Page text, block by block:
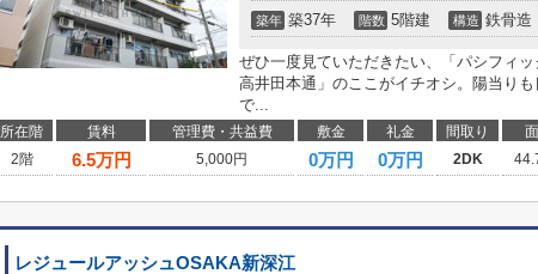
築年 築37年 階数 5階建 構造 鉄骨造
ぜひ一度見ていただきたい、「パシフィ
高井田本通」のここがイチオシ。陽当り
で...
所在階 賃料 管理費・共益費 敷金 礼金 間取り
2階
6.5万円 5,000円 0万円 0万円 2DK
レジュールアッシュOSAKA新深江